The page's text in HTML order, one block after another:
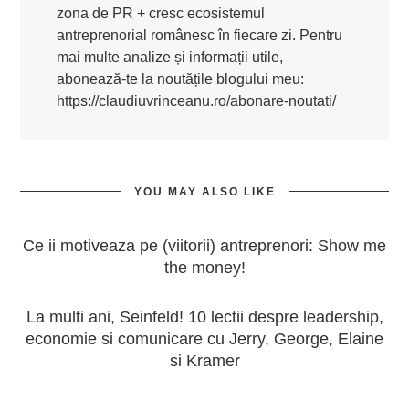
zona de PR + cresc ecosistemul
antreprenorial românesc în fiecare zi. Pentru
mai multe analize și informații utile,
abonează-te la noutățile blogului meu:
https://claudiuvrinceanu.ro/abonare-noutati/
YOU MAY ALSO LIKE
Ce ii motiveaza pe (viitorii) antreprenori: Show me
the money!
La multi ani, Seinfeld! 10 lectii despre leadership,
economie si comunicare cu Jerry, George, Elaine
si Kramer